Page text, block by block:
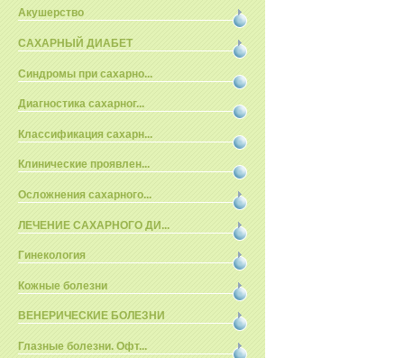
Акушерство
САХАРНЫЙ ДИАБЕТ
Синдромы при сахарно...
Диагностика сахарног...
Классификация сахарн...
Клинические проявлен...
Осложнения сахарного...
ЛЕЧЕНИЕ САХАРНОГО ДИ...
Гинекология
Кожные болезни
ВЕНЕРИЧЕСКИЕ БОЛЕЗНИ
Глазные болезни. Офт...